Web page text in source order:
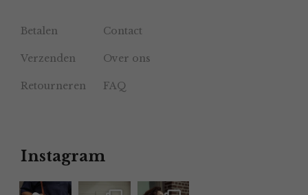
Betalen Contact
Verzenden Over ons
Retourneren FAQ
Instagram